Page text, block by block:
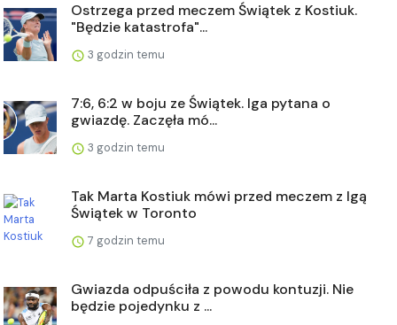
Ostrzega przed meczem Świątek z Kostiuk.
"Będzie katastrofa"...
3 godzin temu
7:6, 6:2 w boju ze Świątek. Iga pytana o
gwiazdę. Zaczęła mó...
3 godzin temu
Tak Marta Kostiuk mówi przed meczem z Igą
Świątek w Toronto
7 godzin temu
Gwiazda odpuściła z powodu kontuzji. Nie
będzie pojedynku z ...